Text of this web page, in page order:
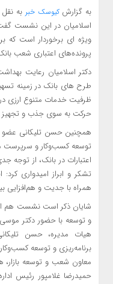
به گزارشکیوسک خبر به
اسلامیان در این نشست
ویژه ای برخوردار است که
پرونده‌های اعتباری شعب
دکتر اسلامیان رعایت
طرح های بانک در زمینه
ظرفیت خدمات متنوع ارزی در
حرکت به سوی جذب و تجهیز
همچنین حسن تلیکانی عضو
توسعه کسب‌وکار و سرپرست
اعتبارات در بانک، از توجه
تشکر و ابراز امیدواری
همراه با جدیت و هم‌افزایی
شایان ذکر است نشست هم
و توسعه با حضور دکتر
هیات مدیره، حسن
برنامه‌ریزی و توسعه
معاون شعب و توسعه
حمیدرضا غلامپور رئیس